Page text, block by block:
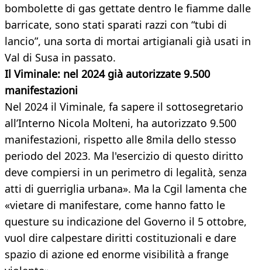
bombolette di gas gettate dentro le fiamme dalle
barricate, sono stati sparati razzi con “tubi di
lancio”, una sorta di mortai artigianali già usati in
Val di Susa in passato.
Il Viminale: nel 2024 già autorizzate 9.500
manifestazioni
Nel 2024 il Viminale, fa sapere il sottosegretario
all’Interno Nicola Molteni, ha autorizzato 9.500
manifestazioni, rispetto alle 8mila dello stesso
periodo del 2023. Ma l'esercizio di questo diritto
deve compiersi in un perimetro di legalità, senza
atti di guerriglia urbana». Ma la Cgil lamenta che
«vietare di manifestare, come hanno fatto le
questure su indicazione del Governo il 5 ottobre,
vuol dire calpestare diritti costituzionali e dare
spazio di azione ed enorme visibilità a frange